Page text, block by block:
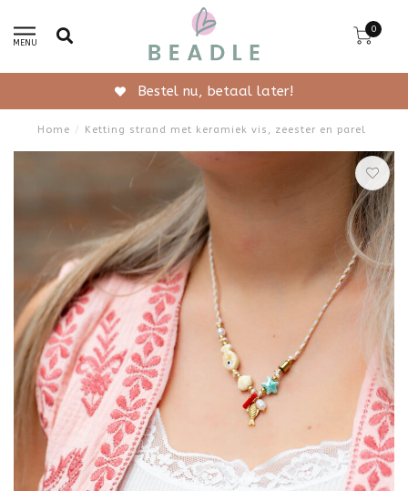
MENU
0
Gratis verzending vanaf 50,-
Home / Ketting strand met keramiek vis, zeester en parel